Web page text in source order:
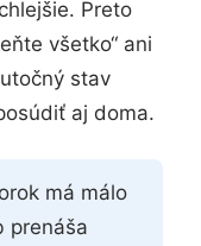
Preto
všetko“ ani
stav
aj doma.
má málo
prenáša